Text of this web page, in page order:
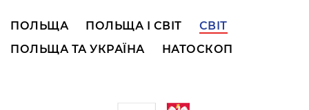
ПОЛЬЩА ПОЛЬЩА І СВІТ
СВІТ
ПОЛЬЩА ТА УКРАЇНА
НАТОСКОП